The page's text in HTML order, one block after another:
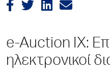
e-Auction IX:
ηλεκτρονικοί